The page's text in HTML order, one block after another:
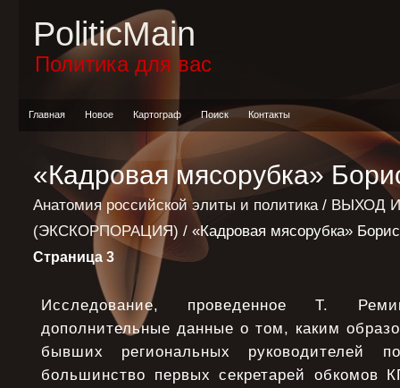
PoliticMain
Политика для вас
Главная Новое Картограф Поиск Контакты
«Кадровая мясорубка»
Анатомия российской элиты и политика/ ВЫХОД
(ЭКСКОРПОРАЦИЯ) / «Кадровая мясорубка»
Страница 3
Исследование, проведенное Т.
дополнительные данные о том, каким
бывших региональных руководителей
большинство первых секретарей